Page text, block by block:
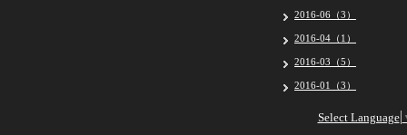
2016-06（3）
2016-04（1）
2016-03（5）
2016-01（3）
Select Language